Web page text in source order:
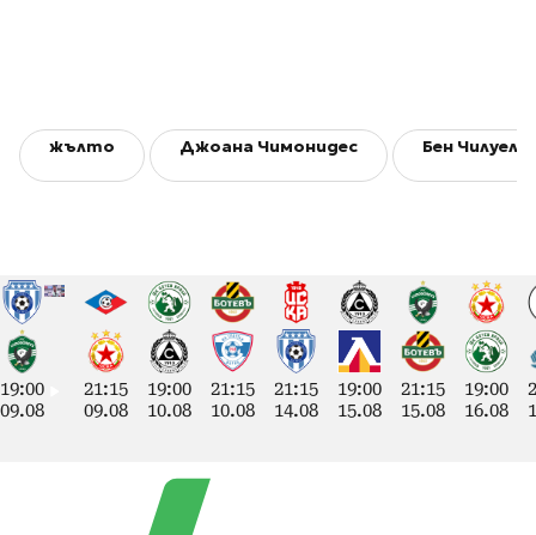
жълто Джоана Чимонидес Бен Чилуел
19:00
09.08
21:15
09.08
19:00
10.08
21:15
10.08
21:15
14.08
19:00
15.08
21:15
15.08
19:00
16.08